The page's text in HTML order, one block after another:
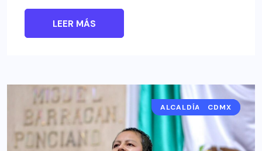
LEER MÁS
ALCALDÍAS CDMX
CDMX